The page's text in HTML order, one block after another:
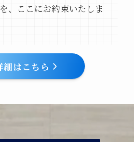
、ここにお約束いたしま
細はこちら